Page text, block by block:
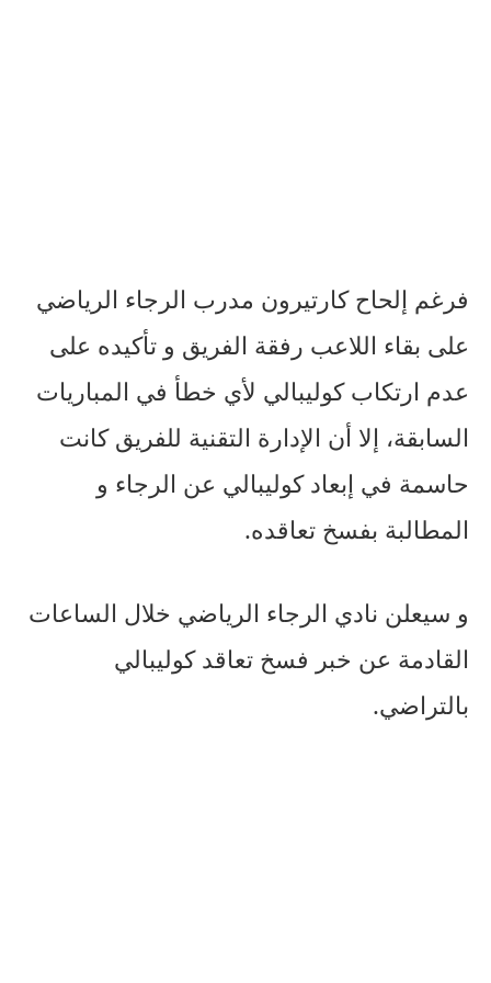
فرغم إلحاح كارتيرون مدرب الرجاء الرياضي
على بقاء اللاعب رفقة الفريق و تأكيده على
عدم ارتكاب كوليبالي لأي خطأ في المباريات
السابقة، إلا أن الإدارة التقنية للفريق كانت
حاسمة في إبعاد كوليبالي عن الرجاء و
المطالبة بفسخ تعاقده.
و سيعلن نادي الرجاء الرياضي خلال الساعات
القادمة عن خبر فسخ تعاقد كوليبالي
بالتراضي.